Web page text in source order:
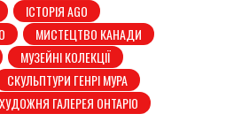
ІСТОРІЯ AGO
МИСТЕЦТВО КАНАДИ
МУЗЕЙНІ КОЛЕКЦІЇ
СКУЛЬПТУРИ ГЕНРІ МУРА
ХУДОЖНЯ ГАЛЕРЕЯ ОНТАРІО